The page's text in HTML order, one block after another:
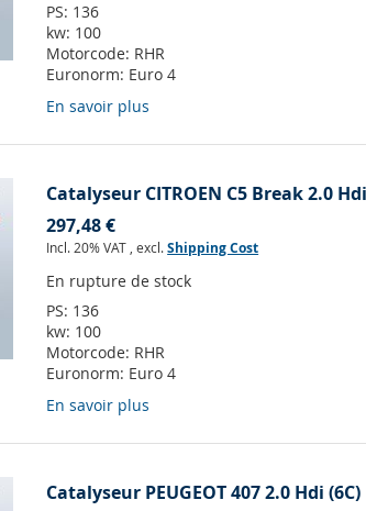
PS: 136
kw: 100
Motorcode: RHR
Euronorm: Euro 4
En savoir plus
Catalyseur CITROEN C5 Break 2.0
297,48 €
Incl. 20% VAT ,excl.Shipping Cost
En rupture de stock
PS: 136
kw: 100
Motorcode: RHR
Euronorm: Euro 4
En savoir plus
Catalyseur PEUGEOT 407 2.0 Hdi (6C)